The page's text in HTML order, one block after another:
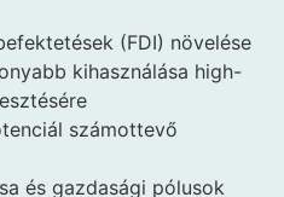
(FDI) növelése
kihasználása high-
számottevő
és gazdasági pólusok